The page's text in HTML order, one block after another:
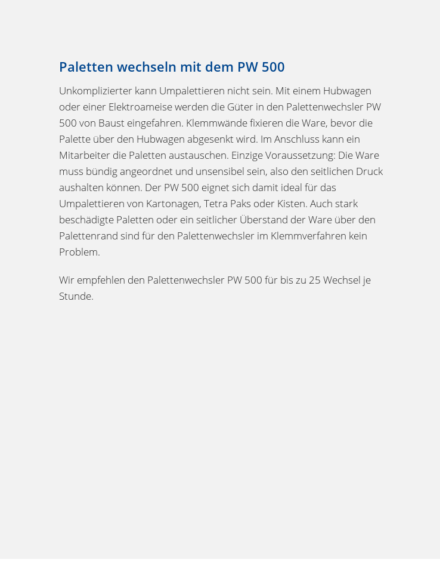
Paletten wechseln mit dem PW 500
Unkomplizierter kann Umpalettieren nicht sein. Mit einem Hubwagen
oder einer Elektroameise werden die Güter in den Palettenwechsler PW
500 von Baust eingefahren. Klemmwände fixieren die Ware, bevor die
Palette über den Hubwagen abgesenkt wird. Im Anschluss kann ein
Mitarbeiter die Paletten austauschen. Einzige Voraussetzung: Die Ware
muss bündig angeordnet und unsensibel sein, also den seitlichen Druck
aushalten können. Der PW 500 eignet sich damit ideal für das
Umpalettieren von Kartonagen, Tetra Paks oder Kisten. Auch stark
beschädigte Paletten oder ein seitlicher Überstand der Ware über den
Palettenrand sind für den Palettenwechsler im Klemmverfahren kein
Problem.
Wir empfehlen den Palettenwechsler PW 500 für bis zu 25 Wechsel je
Stunde.